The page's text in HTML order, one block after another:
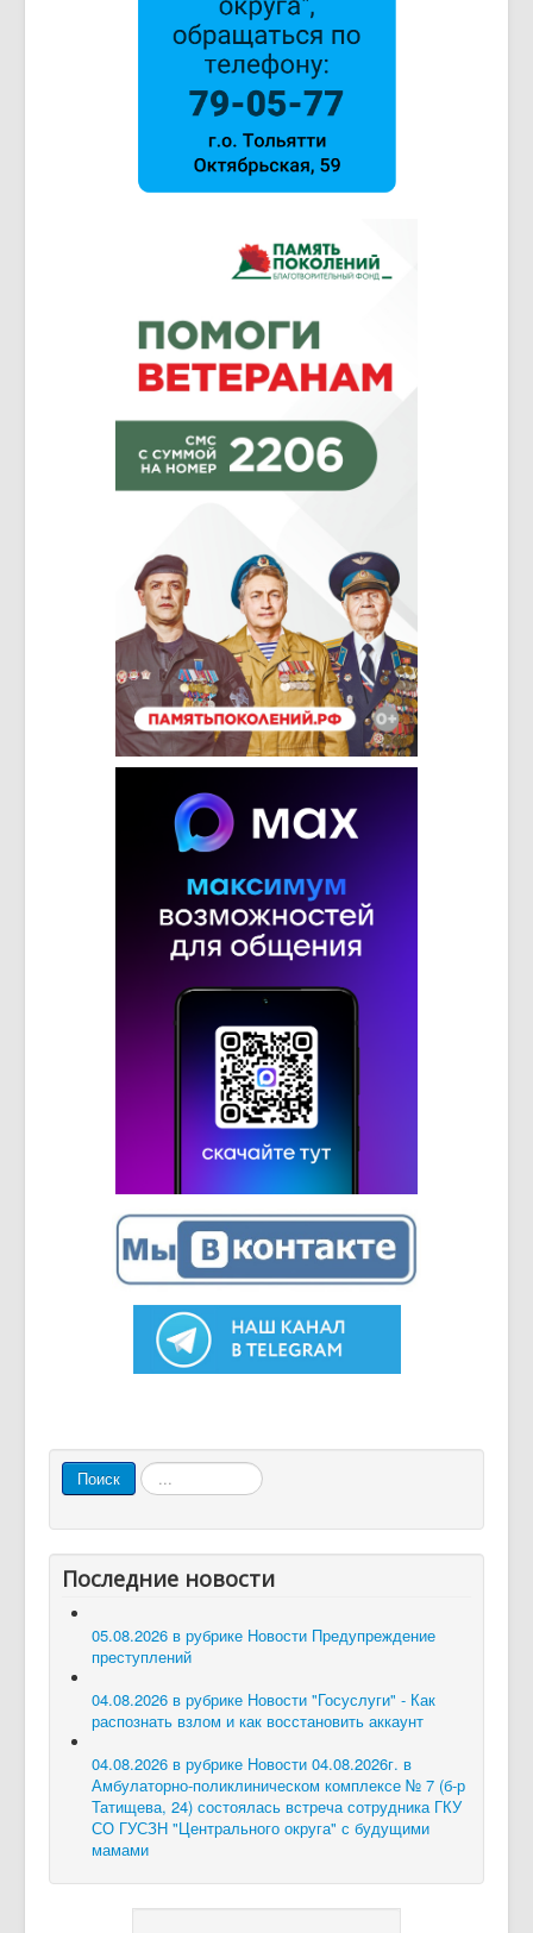
Поиск Искать...
Последние новости
05.08.2026 в рубрике Новости Предупреждение
преступлений
04.08.2026 в рубрике Новости "Госуслуги" - Как
распознать взлом и как восстановить аккаунт
04.08.2026 в рубрике Новости 04.08.2026г. в
Амбулаторно-поликлиническом комплексе № 7 (б-р
Татищева, 24) состоялась встреча сотрудника ГКУ
СО ГУСЗН "Центрального округа" с будущими
мамами